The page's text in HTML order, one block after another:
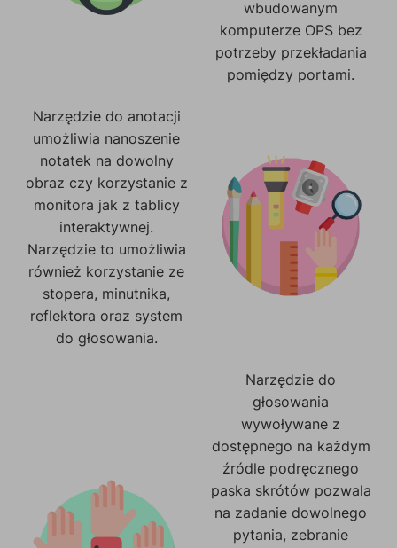
wbudowanym
komputerze OPS bez
potrzeby przekładania
pomiędzy portami.
Narzędzie do anotacji
umożliwia nanoszenie
notatek na dowolny
obraz czy korzystanie z
monitora jak z tablicy
interaktywnej.
Narzędzie to umożliwia
również korzystanie ze
stopera, minutnika,
reflektora oraz system
do głosowania.
Narzędzie do
głosowania
wywoływane z
dostępnego na każdym
źródle podręcznego
paska skrótów pozwala
na zadanie dowolnego
pytania, zebranie